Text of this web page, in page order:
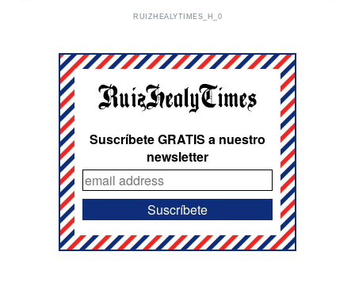
RUIZHEALYTIMES_H_0
Suscríbete GRATIS a nuestro
newsletter